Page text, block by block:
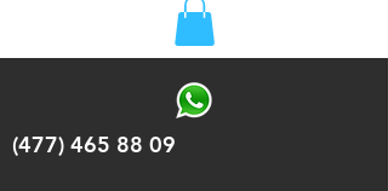
(477) 465 88 09